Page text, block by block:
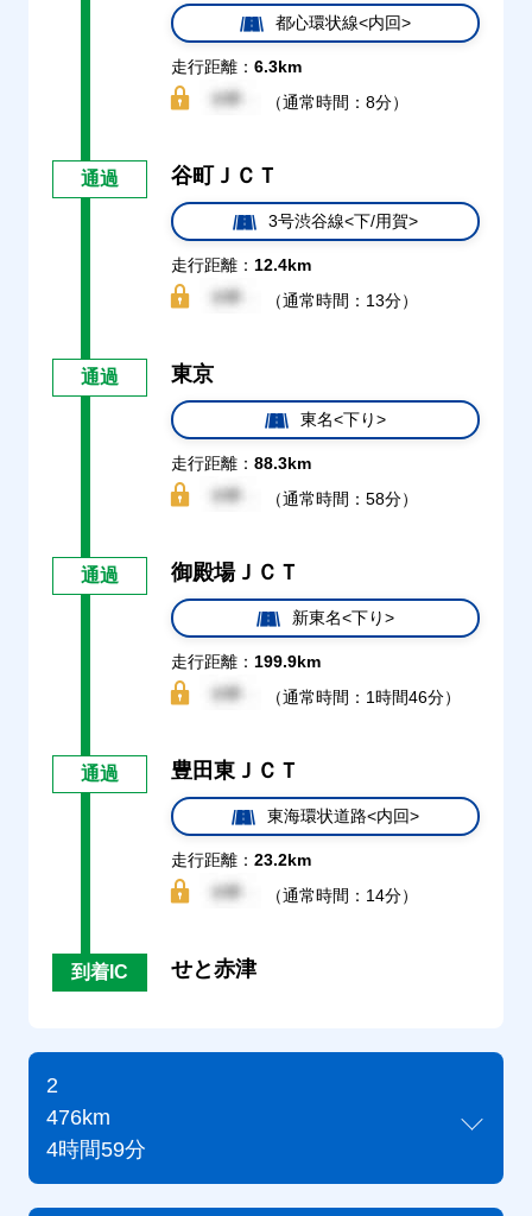
都心環状線<内回>
走行距離： 6.3km
（通常時間：8分）
通過 谷町ＪＣＴ
3号渋谷線<下/用賀>
走行距離： 12.4km
（通常時間：13分）
通過 東京
東名<下り>
走行距離： 88.3km
（通常時間：58分）
通過 御殿場ＪＣＴ
新東名<下り>
走行距離： 199.9km
（通常時間：1時間46分）
通過 豊田東ＪＣＴ
東海環状道路<内回>
走行距離： 23.2km
（通常時間：14分）
到着IC せと赤津
2
476km
4時間59分